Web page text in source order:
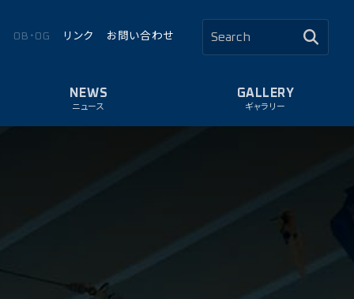
ニュース ギャラリー
OB・OG リンク お問い合わせ